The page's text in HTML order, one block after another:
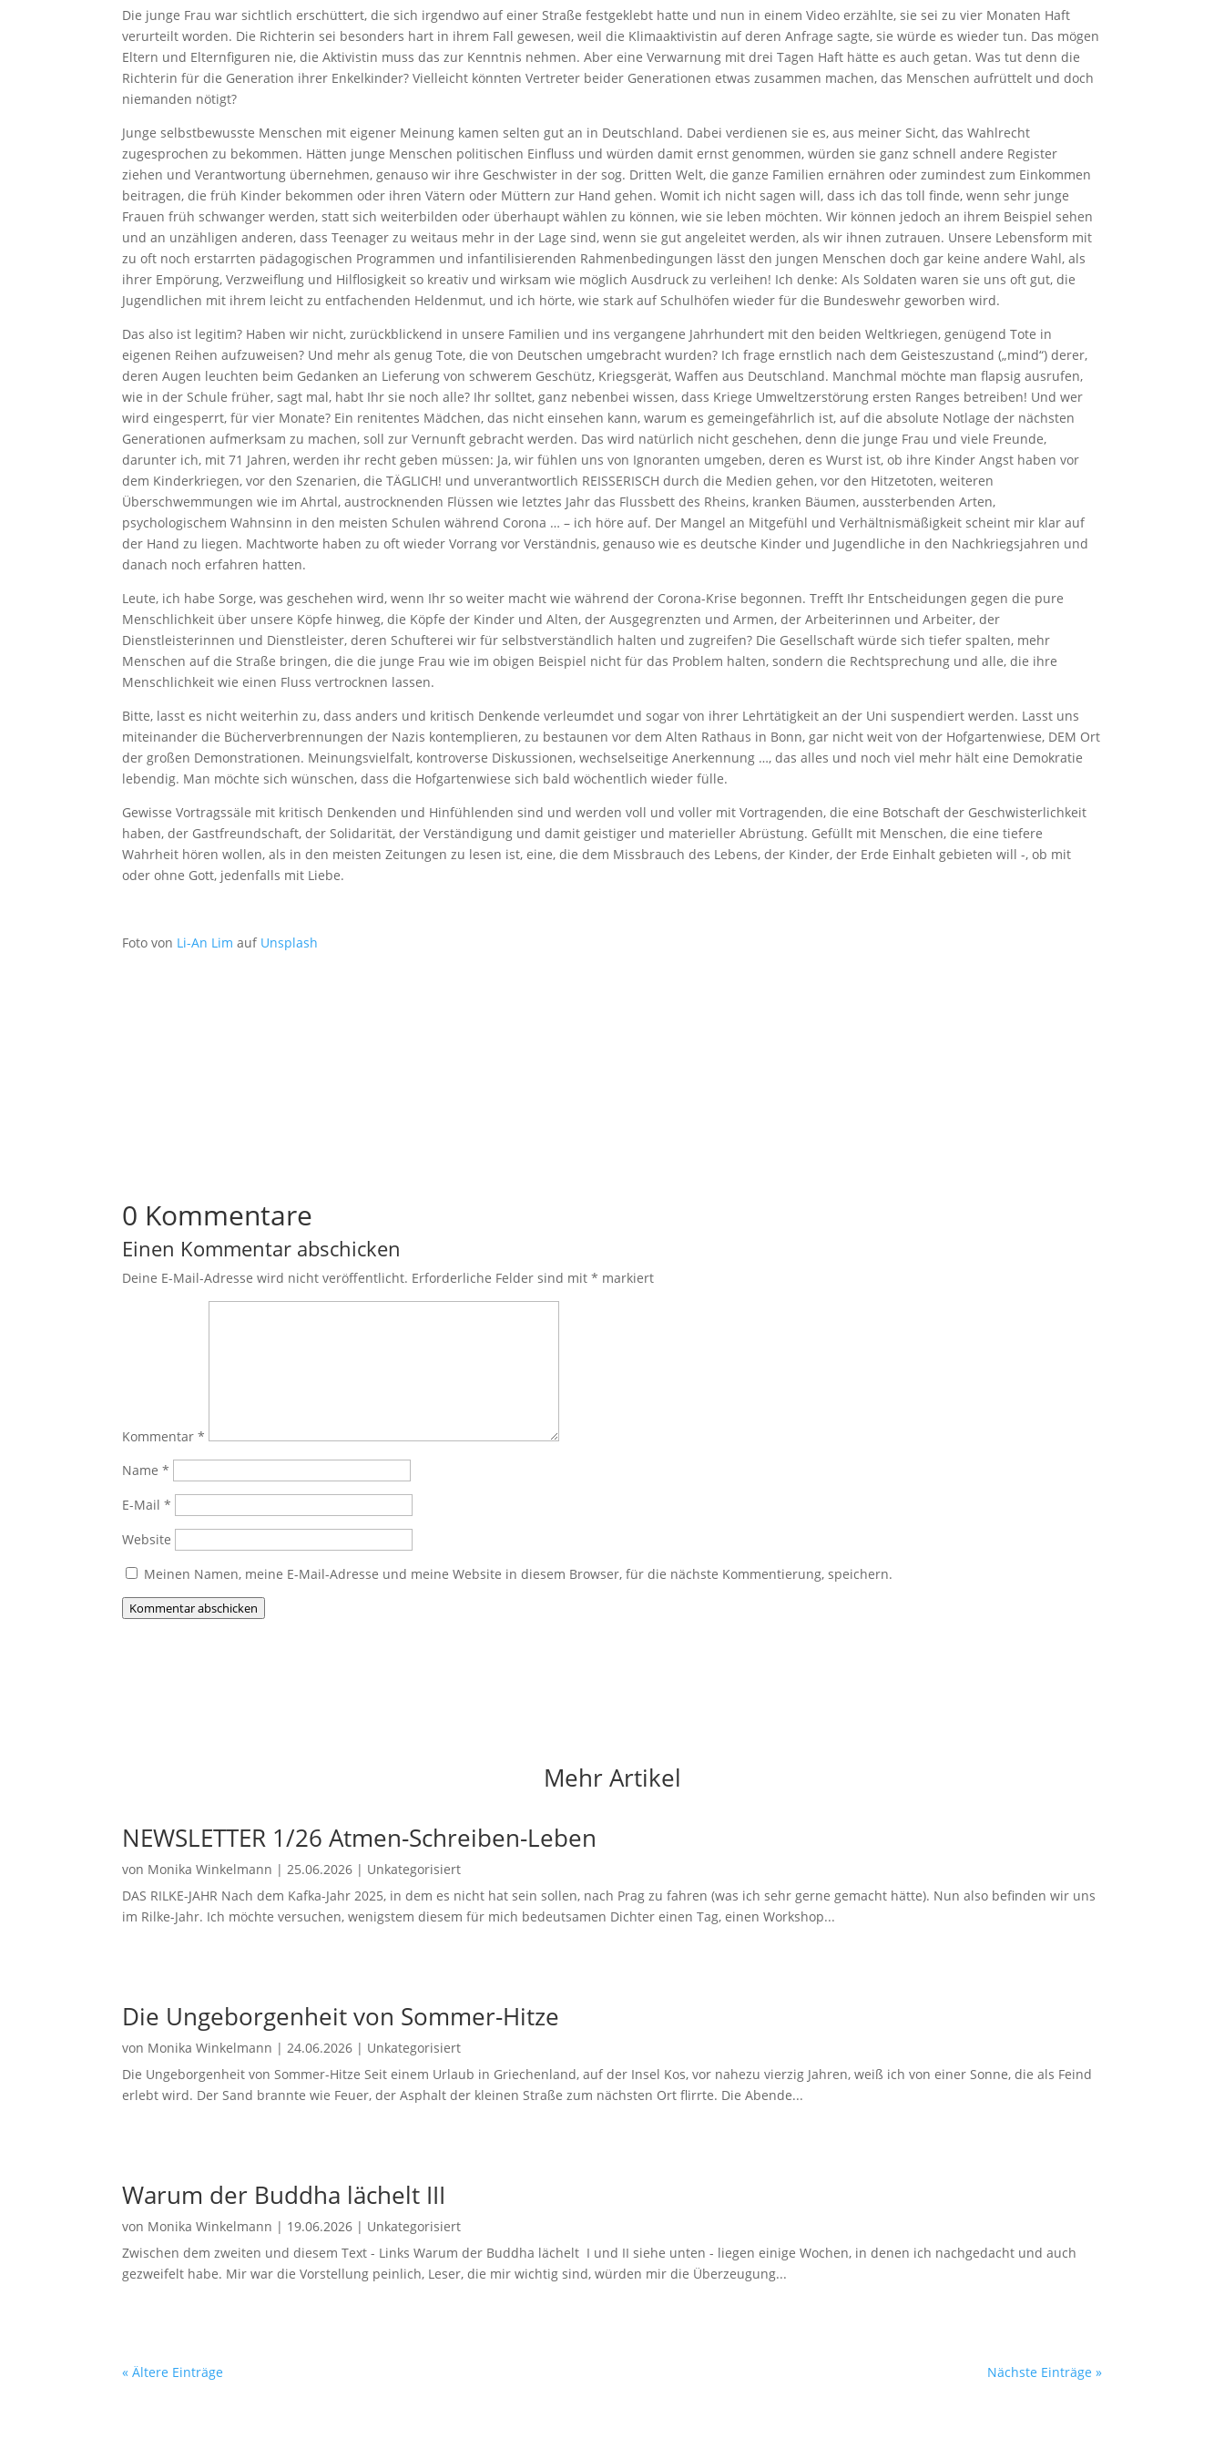
Die junge Frau war sichtlich erschüttert, die sich irgendwo auf einer Straße festgeklebt hatte und nun in einem Video erzählte, sie sei zu vier Monaten Haft
verurteilt worden. Die Richterin sei besonders hart in ihrem Fall gewesen, weil die Klimaaktivistin auf deren Anfrage sagte, sie würde es wieder tun. Das mögen
Eltern und Elternfiguren nie, die Aktivistin muss das zur Kenntnis nehmen. Aber eine Verwarnung mit drei Tagen Haft hätte es auch getan. Was tut denn die
Richterin für die Generation ihrer Enkelkinder? Vielleicht könnten Vertreter beider Generationen etwas zusammen machen, das Menschen aufrüttelt und doch
niemanden nötigt?
Junge selbstbewusste Menschen mit eigener Meinung kamen selten gut an in Deutschland. Dabei verdienen sie es, aus meiner Sicht, das Wahlrecht
zugesprochen zu bekommen. Hätten junge Menschen politischen Einfluss und würden damit ernst genommen, würden sie ganz schnell andere Register
ziehen und Verantwortung übernehmen, genauso wir ihre Geschwister in der sog. Dritten Welt, die ganze Familien ernähren oder zumindest zum Einkommen
beitragen, die früh Kinder bekommen oder ihren Vätern oder Müttern zur Hand gehen. Womit ich nicht sagen will, dass ich das toll finde, wenn sehr junge
Frauen früh schwanger werden, statt sich weiterbilden oder überhaupt wählen zu können, wie sie leben möchten. Wir können jedoch an ihrem Beispiel sehen
und an unzähligen anderen, dass Teenager zu weitaus mehr in der Lage sind, wenn sie gut angeleitet werden, als wir ihnen zutrauen. Unsere Lebensform mit
zu oft noch erstarrten pädagogischen Programmen und infantilisierenden Rahmenbedingungen lässt den jungen Menschen doch gar keine andere Wahl, als
ihrer Empörung, Verzweiflung und Hilflosigkeit so kreativ und wirksam wie möglich Ausdruck zu verleihen! Ich denke: Als Soldaten waren sie uns oft gut, die
Jugendlichen mit ihrem leicht zu entfachenden Heldenmut, und ich hörte, wie stark auf Schulhöfen wieder für die Bundeswehr geworben wird.
Das also ist legitim? Haben wir nicht, zurückblickend in unsere Familien und ins vergangene Jahrhundert mit den beiden Weltkriegen, genügend Tote in
eigenen Reihen aufzuweisen? Und mehr als genug Tote, die von Deutschen umgebracht wurden? Ich frage ernstlich nach dem Geisteszustand („mind“) derer,
deren Augen leuchten beim Gedanken an Lieferung von schwerem Geschütz, Kriegsgerät, Waffen aus Deutschland. Manchmal möchte man flapsig ausrufen,
wie in der Schule früher, sagt mal, habt Ihr sie noch alle? Ihr solltet, ganz nebenbei wissen, dass Kriege Umweltzerstörung ersten Ranges betreiben! Und wer
wird eingesperrt, für vier Monate? Ein renitentes Mädchen, das nicht einsehen kann, warum es gemeingefährlich ist, auf die absolute Notlage der nächsten
Generationen aufmerksam zu machen, soll zur Vernunft gebracht werden. Das wird natürlich nicht geschehen, denn die junge Frau und viele Freunde,
darunter ich, mit 71 Jahren, werden ihr recht geben müssen: Ja, wir fühlen uns von Ignoranten umgeben, deren es Wurst ist, ob ihre Kinder Angst haben vor
dem Kinderkriegen, vor den Szenarien, die TÄGLICH! und unverantwortlich REISSERISCH durch die Medien gehen, vor den Hitzetoten, weiteren
Überschwemmungen wie im Ahrtal, austrocknenden Flüssen wie letztes Jahr das Flussbett des Rheins, kranken Bäumen, aussterbenden Arten,
psychologischem Wahnsinn in den meisten Schulen während Corona … – ich höre auf. Der Mangel an Mitgefühl und Verhältnismäßigkeit scheint mir klar auf
der Hand zu liegen. Machtworte haben zu oft wieder Vorrang vor Verständnis, genauso wie es deutsche Kinder und Jugendliche in den Nachkriegsjahren und
danach noch erfahren hatten.
Leute, ich habe Sorge, was geschehen wird, wenn Ihr so weiter macht wie während der Corona-Krise begonnen. Trefft Ihr Entscheidungen gegen die pure
Menschlichkeit über unsere Köpfe hinweg, die Köpfe der Kinder und Alten, der Ausgegrenzten und Armen, der Arbeiterinnen und Arbeiter, der
Dienstleisterinnen und Dienstleister, deren Schufterei wir für selbstverständlich halten und zugreifen? Die Gesellschaft würde sich tiefer spalten, mehr
Menschen auf die Straße bringen, die die junge Frau wie im obigen Beispiel nicht für das Problem halten, sondern die Rechtsprechung und alle, die ihre
Menschlichkeit wie einen Fluss vertrocknen lassen.
Bitte, lasst es nicht weiterhin zu, dass anders und kritisch Denkende verleumdet und sogar von ihrer Lehrtätigkeit an der Uni suspendiert werden. Lasst uns
miteinander die Bücherverbrennungen der Nazis kontemplieren, zu bestaunen vor dem Alten Rathaus in Bonn, gar nicht weit von der Hofgartenwiese, DEM Ort
der großen Demonstrationen. Meinungsvielfalt, kontroverse Diskussionen, wechselseitige Anerkennung …, das alles und noch viel mehr hält eine Demokratie
lebendig. Man möchte sich wünschen, dass die Hofgartenwiese sich bald wöchentlich wieder fülle.
Gewisse Vortragssäle mit kritisch Denkenden und Hinfühlenden sind und werden voll und voller mit Vortragenden, die eine Botschaft der Geschwisterlichkeit
haben, der Gastfreundschaft, der Solidarität, der Verständigung und damit geistiger und materieller Abrüstung. Gefüllt mit Menschen, die eine tiefere
Wahrheit hören wollen, als in den meisten Zeitungen zu lesen ist, eine, die dem Missbrauch des Lebens, der Kinder, der Erde Einhalt gebieten will -, ob mit
oder ohne Gott, jedenfalls mit Liebe.
Foto von Li-An Lim auf Unsplash
0 Kommentare
Einen Kommentar abschicken
Deine E-Mail-Adresse wird nicht veröffentlicht. Erforderliche Felder sind mit* markiert
Kommentar*
Name*
E-Mail*
Website
Meinen Namen, meine E-Mail-Adresse und meine Website in diesem Browser, für die nächste Kommentierung, speichern.
Kommentar abschicken
Mehr Artikel
NEWSLETTER 1/26 Atmen-Schreiben-Leben
von Monika Winkelmann | 25.06.2026 | Unkategorisiert
DAS RILKE-JAHR Nach dem Kafka-Jahr 2025, in dem es nicht hat sein sollen, nach Prag zu fahren (was ich sehr gerne gemacht hätte). Nun also befinden wir uns
im Rilke-Jahr. Ich möchte versuchen, wenigstem diesem für mich bedeutsamen Dichter einen Tag, einen Workshop...
Die Ungeborgenheit von Sommer-Hitze
von Monika Winkelmann | 24.06.2026 | Unkategorisiert
Die Ungeborgenheit von Sommer-Hitze Seit einem Urlaub in Griechenland, auf der Insel Kos, vor nahezu vierzig Jahren, weiß ich von einer Sonne, die als Feind
erlebt wird. Der Sand brannte wie Feuer, der Asphalt der kleinen Straße zum nächsten Ort flirrte. Die Abende...
Warum der Buddha lächelt III
von Monika Winkelmann | 19.06.2026 | Unkategorisiert
Zwischen dem zweiten und diesem Text - Links Warum der Buddha lächelt I und II siehe unten - liegen einige Wochen, in denen ich nachgedacht und auch
gezweifelt habe. Mir war die Vorstellung peinlich, Leser, die mir wichtig sind, würden mir die Überzeugung...
« Ältere Einträge Nächste Einträge »